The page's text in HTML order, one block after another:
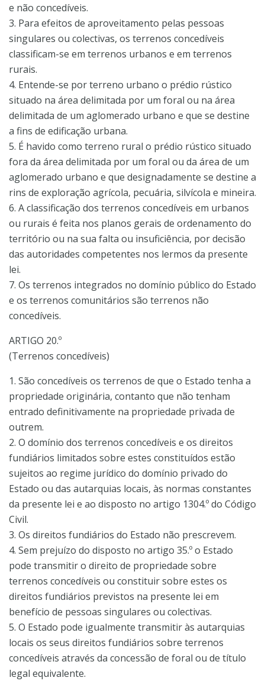
e não concedíveis.
3. Para efeitos de aproveitamento pelas pessoas
singulares ou colectivas, os terrenos concedíveis
classificam-se em terrenos urbanos e em terrenos
rurais.
4. Entende-se por terreno urbano o prédio rústico
situado na área delimitada por um foral ou na área
delimitada de um aglomerado urbano e que se destine
a fins de edificação urbana.
5. É havido como terreno rural o prédio rústico situado
fora da área delimitada por um foral ou da área de um
aglomerado urbano e que designadamente se destine a
rins de exploração agrícola, pecuária, silvícola e mineira.
6. A classificação dos terrenos concedíveis em urbanos
ou rurais é feita nos planos gerais de ordenamento do
território ou na sua falta ou insuficiência, por decisão
das autoridades competentes nos lermos da presente
lei.
7. Os terrenos integrados no domínio público do Estado
e os terrenos comunitários são terrenos não
concedíveis.
ARTIGO 20.º
(Terrenos concedíveis)
1. São concedíveis os terrenos de que o Estado tenha a
propriedade originária, contanto que não tenham
entrado definitivamente na propriedade privada de
outrem.
2. O domínio dos terrenos concedíveis e os direitos
fundiários limitados sobre estes constituídos estão
sujeitos ao regime jurídico do domínio privado do
Estado ou das autarquias locais, às normas constantes
da presente lei e ao disposto no artigo 1304.º do Código
Civil.
3. Os direitos fundiários do Estado não prescrevem.
4. Sem prejuízo do disposto no artigo 35.º o Estado
pode transmitir o direito de propriedade sobre
terrenos concedíveis ou constituir sobre estes os
direitos fundiários previstos na presente lei em
benefício de pessoas singulares ou colectivas.
5. O Estado pode igualmente transmitir às autarquias
locais os seus direitos fundiários sobre terrenos
concedíveis através da concessão de foral ou de título
legal equivalente.